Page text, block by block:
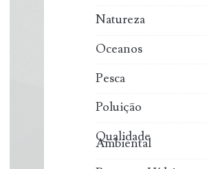
Natureza
Oceanos
Pesca
Poluição
Qualidade
Ambiental